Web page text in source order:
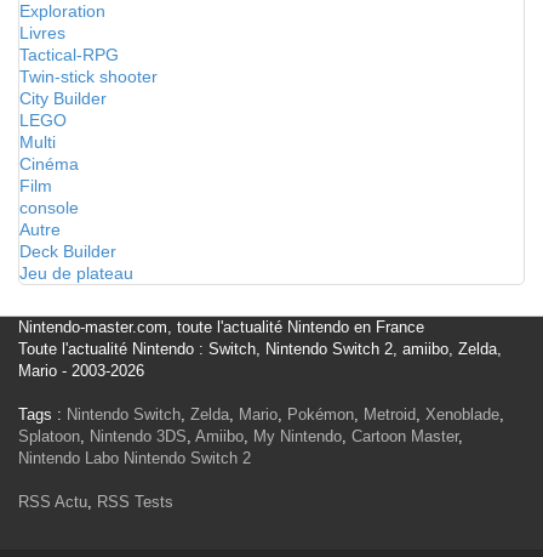
Exploration
Livres
Tactical-RPG
Twin-stick shooter
City Builder
LEGO
Multi
Cinéma
Film
console
Autre
Deck Builder
Jeu de plateau
Nintendo-master.com, toute l'actualité Nintendo en France
Toute l'actualité Nintendo : Switch, Nintendo Switch 2, amiibo, Zelda,
Mario - 2003-2026
Tags : Nintendo Switch, Zelda, Mario, Pokémon, Metroid, Xenoblade,
Splatoon, Nintendo 3DS, Amiibo, My Nintendo, Cartoon Master,
Nintendo Labo Nintendo Switch 2
RSS Actu, RSS Tests